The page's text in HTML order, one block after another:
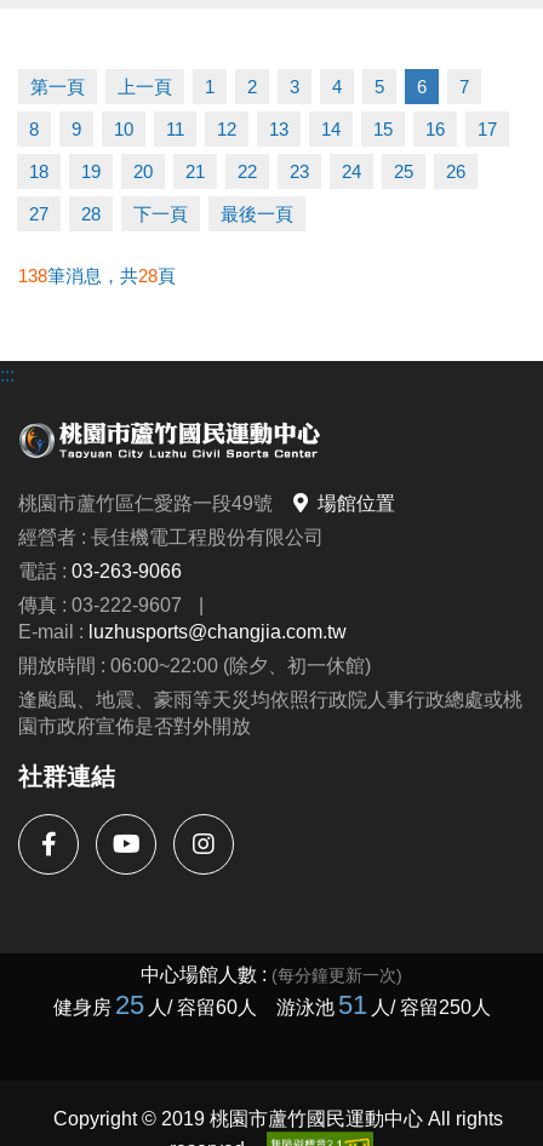
▶ 有氧、瑜珈、飛輪需年滿15歲；懸吊、空瑜需年滿
18歲。
▶ 若因人數不足無法開班，將於開課前通知，並請持
原信用卡、繳費憑證及發票至本中心辦理退費。
-洽詢專線：03-2639066 #112
-FB : 桃園市蘆竹國民運動中心
第一頁 上一頁 1 2 3 4 5 6 7
8 9 10 11 12 13 14 15 16 17
18 19 20 21 22 23 24 25 26
27 28 下一頁 最後一頁
138筆消息，共28頁
:::
桃園市蘆竹區仁愛路一段49號
場館位置
經營者 : 長佳機電工程股份有限公司
電話 : 03-263-9066
傳真 : 03-222-9607
|
E-mail : luzhusports@changjia.com.tw
開放時間 : 06:00~22:00 (除夕、初一休館)
逢颱風、地震、豪雨等天災均依照行政院人事行政總處或桃
園市政府宣佈是否對外開放
社群連結
Copyright © 2019 桃園市蘆竹國民運動中心 All rights